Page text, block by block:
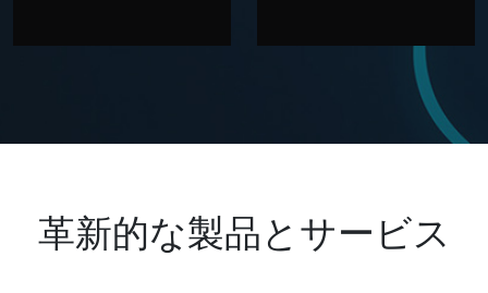
革新的な製品とサービス